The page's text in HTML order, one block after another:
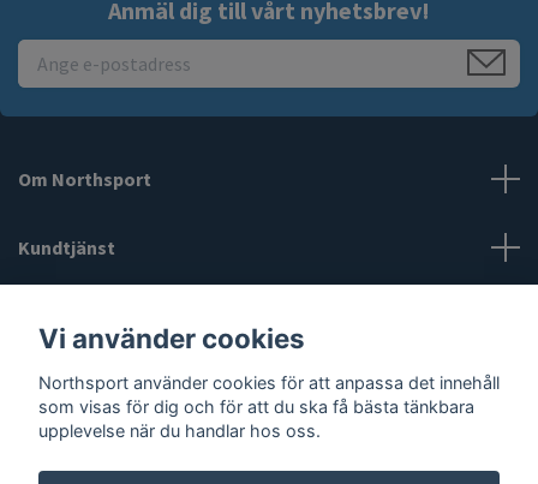
Anmäl dig till vårt nyhetsbrev!
Om Northsport
Kundtjänst
Sociala medier
Vi använder cookies
Northsport använder cookies för att anpassa det innehåll
som visas för dig och för att du ska få bästa tänkbara
upplevelse när du handlar hos oss.